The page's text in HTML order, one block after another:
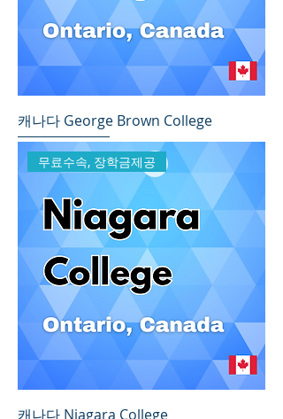
캐나다 George Brown College
무료수속, 장학금제공
캐나다 Niagara College